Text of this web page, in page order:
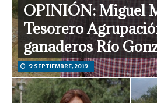
OPINIÓN: Miguel
Tesorero
ganaderos Río
9 SEPTIEMBRE, 2019